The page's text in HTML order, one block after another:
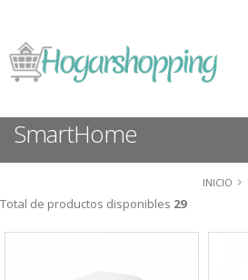
SmartHome
INICIO
Total de productos disponibles 29